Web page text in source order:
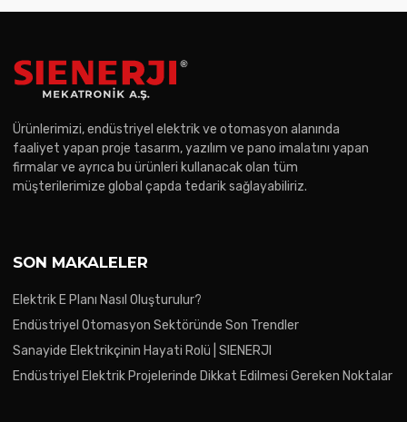
Ürünlerimizi, endüstriyel elektrik ve otomasyon alanında
faaliyet yapan proje tasarım, yazılım ve pano imalatını yapan
firmalar ve ayrıca bu ürünleri kullanacak olan tüm
müşterilerimize global çapda tedarik sağlayabiliriz.
SON MAKALELER
Elektrik E Planı Nasıl Oluşturulur?
Endüstriyel Otomasyon Sektöründe Son Trendler
Sanayide Elektrikçinin Hayati Rolü | SIENERJI
Endüstriyel Elektrik Projelerinde Dikkat Edilmesi Gereken Noktalar